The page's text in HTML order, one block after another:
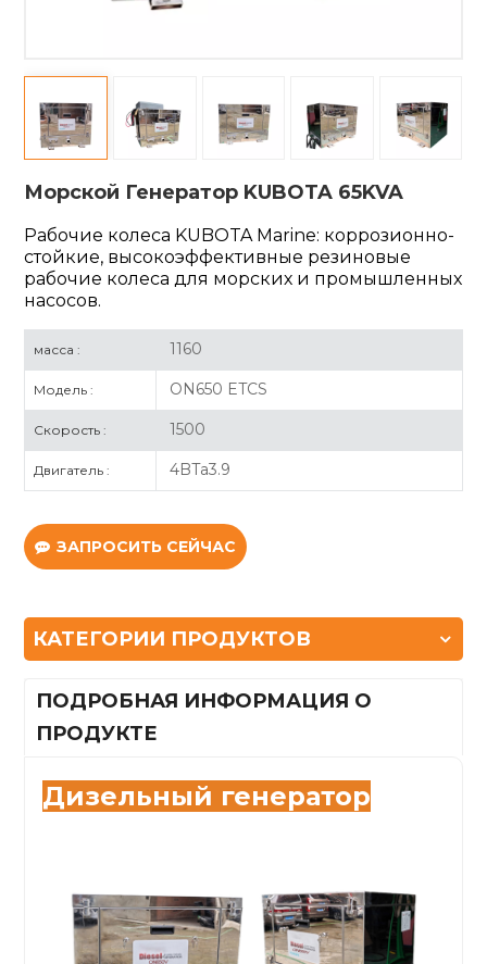
Морской Генератор KUBOTA 65KVA
Рабочие колеса KUBOTA Marine: коррозионно-
стойкие, высокоэффективные резиновые
рабочие колеса для морских и промышленных
насосов.
масса : 1160
Модель : ON650 ETCS
Скорость : 1500
Двигатель : 4BTa3.9
ЗАПРОСИТЬ СЕЙЧАС
КАТЕГОРИИ ПРОДУКТОВ
ПОДРОБНАЯ ИНФОРМАЦИЯ О
ПРОДУКТЕ
Дизельный генератор